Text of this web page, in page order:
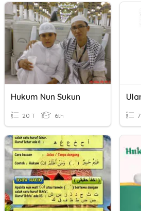
Hukum Nun Sukun
20 T 6th